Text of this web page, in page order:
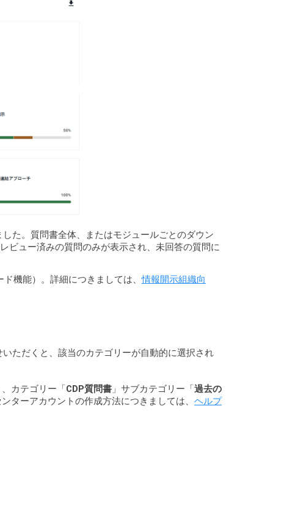
た。質問書全体、またはモジュールごとのダウン
ビュー済みの質問のみが表示され、未回答の質問に
ド機能）。詳細につきましては、情報開示組織向
いただくと、該当のカテゴリーが自動的に選択され
、カテゴリー「CDP質問書 」サブカテゴリー「過去の
ターアカウントの作成方法につきましては、 ヘルプ